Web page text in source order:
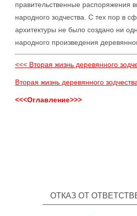
правительственные распоряжения
народного зодчества. С тех пор в
архитектуры не было создано ни
народного произведения
<<< Вторая жизнь деревянного
Вторая жизнь деревянного
<<<Оглавление>>>
ОТКАЗ ОТ